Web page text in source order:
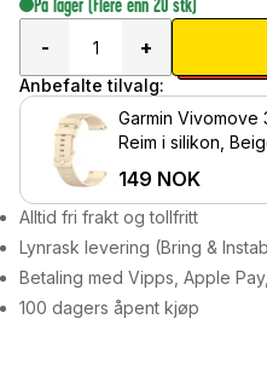
På lager (Flere enn 20 stk)
-
+
Anbefalte tilvalg:
Garmin Vivomove
Reim i silikon,
149 NOK
Alltid fri frakt og tollfritt
Lynrask levering (Bring &
Betaling med Vipps, Apple
100 dagers åpent kjøp